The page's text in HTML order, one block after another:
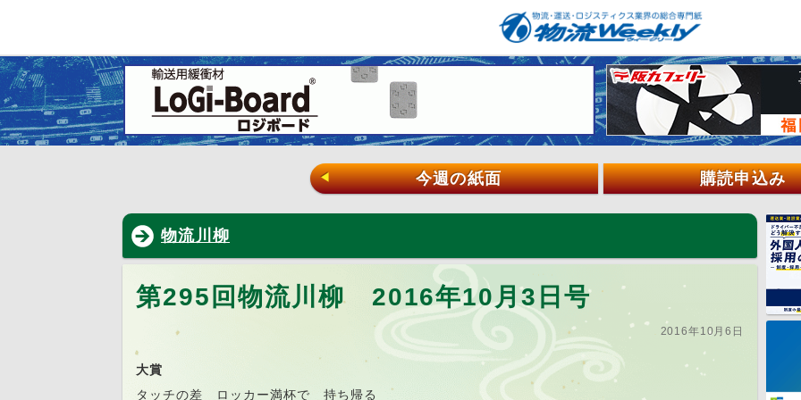
◀ 今週の紙面 購読申込み
物流川柳
第295回物流川柳 2016年10月3日号
2016年10月6日
大賞
タッチの差 ロッカー満杯で 持ち帰る